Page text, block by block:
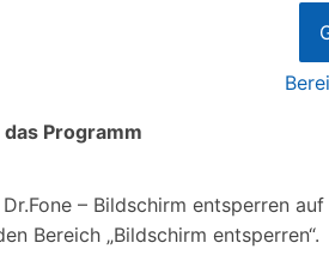
Programm
– Bildschirm entsperren
Bereich „Bildschirm entsperren“.